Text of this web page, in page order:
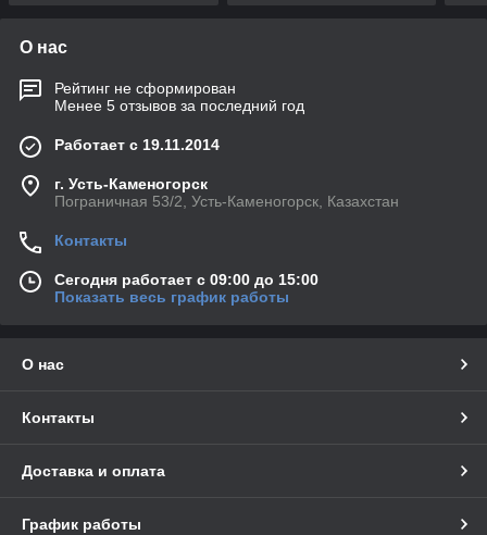
О нас
Рейтинг не сформирован
Менее 5 отзывов за последний год
Работает с 19.11.2014
г. Усть-Каменогорск
Пограничная 53/2, Усть-Каменогорск, Казахстан
Контакты
Сегодня работает с 09:00 до 15:00
Показать весь график работы
О нас
Контакты
Доставка и оплата
График работы